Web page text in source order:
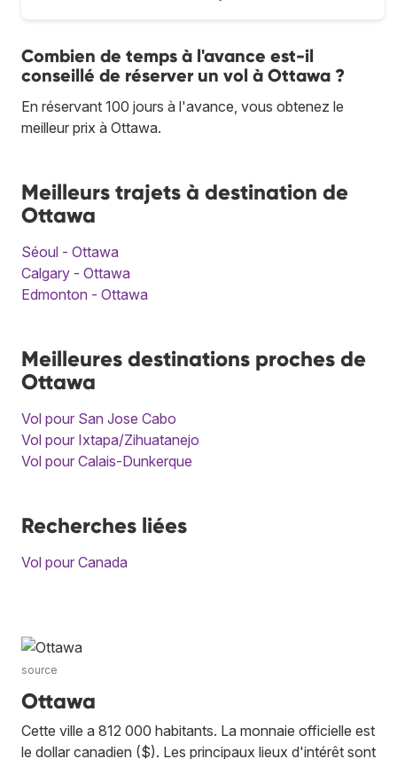
Combien de temps à l'avance est-il
conseillé de réserver un vol à Ottawa ?
En réservant 100 jours à l'avance, vous obtenez le
meilleur prix à Ottawa.
Meilleurs trajets à destination de
Ottawa
Séoul - Ottawa
Calgary - Ottawa
Edmonton - Ottawa
Meilleures destinations proches de
Ottawa
Vol pour San Jose Cabo
Vol pour Ixtapa/Zihuatanejo
Vol pour Calais-Dunkerque
Recherches liées
Vol pour Canada
source
Ottawa
Cette ville a 812 000 habitants. La monnaie officielle est
le dollar canadien ($). Les principaux lieux d'intérêt sont